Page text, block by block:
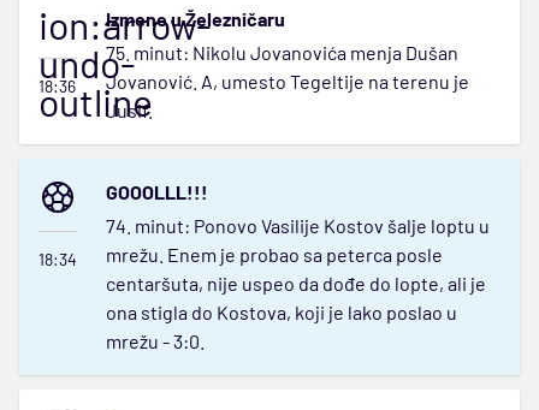
ion:arrow-
undo-
outline
18:36
Izmene u Železničaru
75. minut: Nikolu Jovanovića menja Dušan
Jovanović. A, umesto Tegeltije na terenu je
Jusif.
18:34
GOOOLLL!!!
74. minut: Ponovo Vasilije Kostov šalje loptu u
mrežu. Enem je probao sa peterca posle
centaršuta, nije uspeo da dođe do lopte, ali je
ona stigla do Kostova, koji je lako poslao u
mrežu - 3:0.